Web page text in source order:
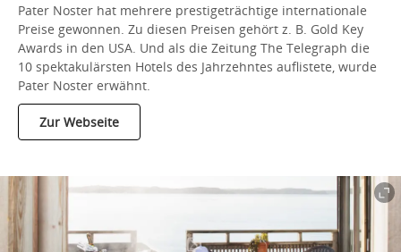
Pater Noster hat mehrere prestigeträchtige internationale
Preise gewonnen. Zu diesen Preisen gehört z. B. Gold Key
Awards in den USA. Und als die Zeitung The Telegraph die
10 spektakulärsten Hotels des Jahrzehntes auflistete, wurde
Pater Noster erwähnt.
Zur Webseite